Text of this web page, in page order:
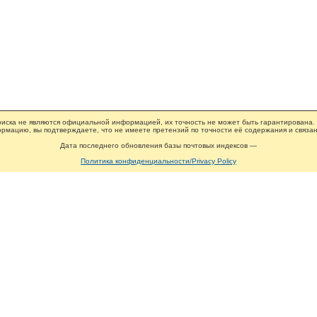
не являются официальной информацией, их точность не может быть гарантирована.
вы подтверждаете, что не имеете претензий по точности её содержания и
Дата последнего обновления базы почтовых индексов —
Политика конфиденциальности/Privacy Policy